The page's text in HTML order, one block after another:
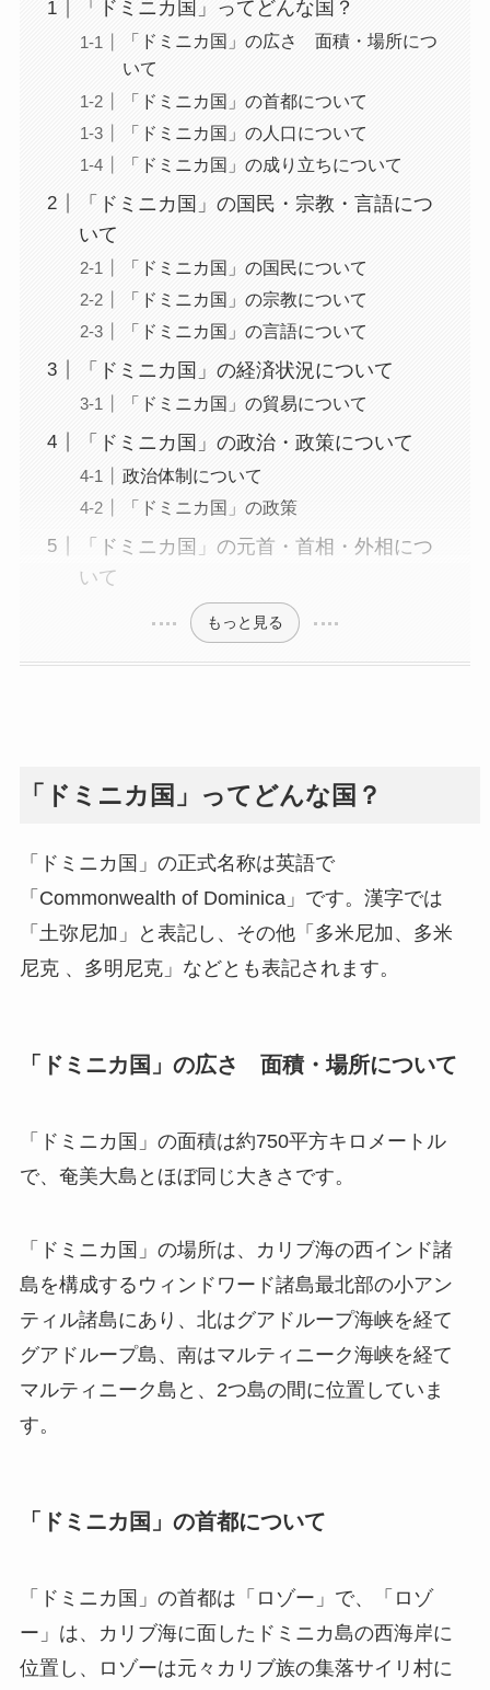
「ドミニカ国」ってどんな国？
「ドミニカ国」の広さ 面積・場所につ
いて
「ドミニカ国」の首都について
「ドミニカ国」の人口について
「ドミニカ国」の成り立ちについて
「ドミニカ国」の国民・宗教・言語につ
いて
「ドミニカ国」の国民について
「ドミニカ国」の宗教について
「ドミニカ国」の言語について
「ドミニカ国」の経済状況について
「ドミニカ国」の貿易について
「ドミニカ国」の政治・政策について
政治体制について
「ドミニカ国」の政策
「ドミニカ国」の元首・首相・外相につ
いて
もっと見る
「ドミニカ国」ってどんな国？
「ドミニカ国」の正式名称は英語で
「Commonwealth of Dominica」です。漢字では
「土弥尼加」と表記し、その他「多米尼加、多米
尼克 、多明尼克」などとも表記されます。
「ドミニカ国」の広さ 面積・場所について
「ドミニカ国」の面積は約750平方キロメートル
で、奄美大島とほぼ同じ大きさです。
「ドミニカ国」の場所は、カリブ海の西インド諸
島を構成するウィンドワード諸島最北部の小アン
ティル諸島にあり、北はグアドループ海峡を経て
グアドループ島、南はマルティニーク海峡を経て
マルティニーク島と、2つ島の間に位置していま
す。
「ドミニカ国」の首都について
「ドミニカ国」の首都は「ロゾー」で、「ロゾ
ー」は、カリブ海に面したドミニカ島の西海岸に
位置し、ロゾーは元々カリブ族の集落サイリ村に